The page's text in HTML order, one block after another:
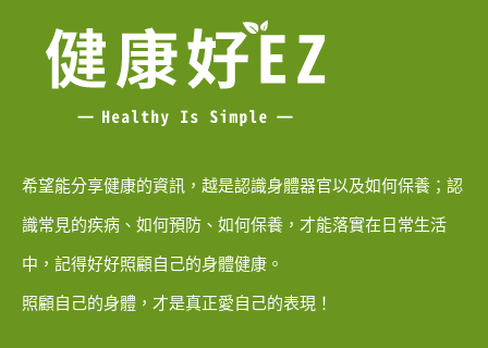
希望能分享健康的資訊，越是認識身體器官以及如何保養；認
識常見的疾病、如何預防、如何保養，才能落實在日常生活
中，記得好好照顧自己的身體健康。
照顧自己的身體，才是真正愛自己的表現！